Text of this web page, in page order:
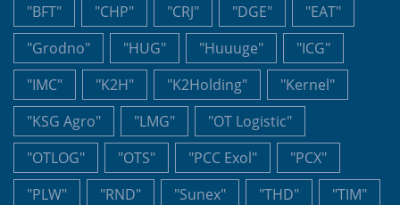
"BFT"
"CHP" "CRJ" "DGE"
"EAT"
"Grodno"
"HUG" "Huuuge"
"ICG"
"IMC"
"K2H" "K2Holding"
"Kernel"
"KSG Agro"
"LMG"
"OT Logistic"
"OTLOG"
"OTS" "PCC Exol"
"PCX"
"PLW"
"RND" "Sunex" "THD" "TIM"